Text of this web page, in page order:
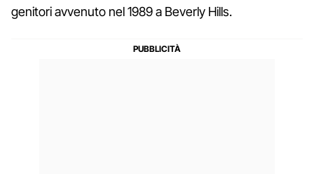
genitori avvenuto nel 1989 a Beverly Hills.